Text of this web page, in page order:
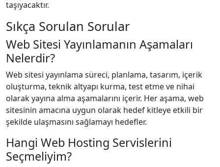
taşıyacaktır.
Sıkça Sorulan Sorular
Web Sitesi Yayınlamanın Aşamaları
Nelerdir?
Web sitesi yayınlama süreci, planlama, tasarım, içerik
oluşturma, teknik altyapı kurma, test etme ve nihai
olarak yayına alma aşamalarını içerir. Her aşama, web
sitesinin amacına uygun olarak hedef kitleye etkili bir
şekilde ulaşmasını sağlamayı hedefler.
Hangi Web Hosting Servislerini
Seçmeliyim?